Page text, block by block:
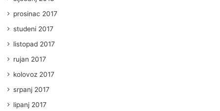
prosinac 2017
studeni 2017
listopad 2017
rujan 2017
kolovoz 2017
srpanj 2017
lipanj 2017